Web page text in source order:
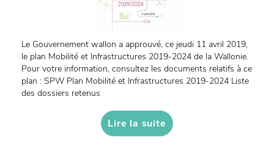
Le Gouvernement wallon a approuvé, ce jeudi 11 avril 2019,
le plan Mobilité et Infrastructures 2019-2024 de la Wallonie.
Pour votre information, consultez les documents relatifs à ce
plan : SPW Plan Mobilité et Infrastructures 2019-2024 Liste
des dossiers retenus
Lire la suite